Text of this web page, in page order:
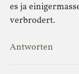
es ja
verbrodert.
Antworten